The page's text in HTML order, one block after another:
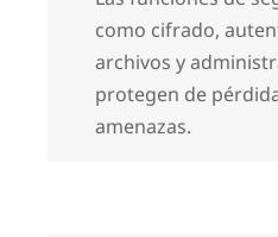
como cifrado,
archivos y
protegen de
amenazas.